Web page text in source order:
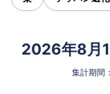
2026年8月
集計期間